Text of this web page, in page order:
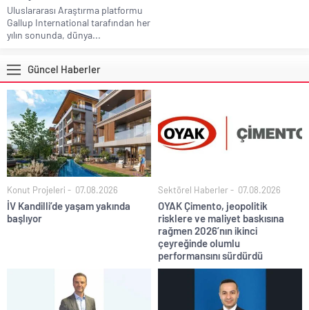
Uluslararası Araştırma platformu
Gallup International tarafından her
yılın sonunda, dünya...
Güncel Haberler
Konut Projeleri 07.08.2026
İV Kandilli’de yaşam yakında
başlıyor
Sektörel Haberler 07.08.2026
OYAK Çimento, jeopolitik
risklere ve maliyet baskısına
rağmen 2026’nın ikinci
çeyreğinde olumlu
performansını sürdürdü